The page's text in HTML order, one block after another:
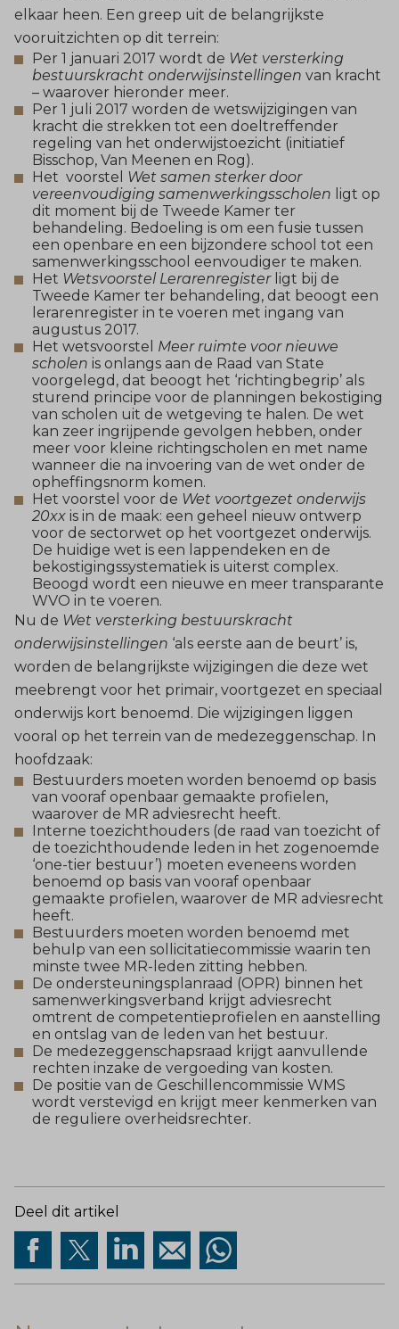
elkaar heen. Een greep uit de belangrijkste
vooruitzichten op dit terrein:
Per 1 januari 2017 wordt de Wet versterking
bestuurskracht onderwijsinstellingen van kracht
– waarover hieronder meer.
Per 1 juli 2017 worden de wetswijzigingen van
kracht die strekken tot een doeltreffender
regeling van het onderwijstoezicht (initiatief
Bisschop, Van Meenen en Rog).
Het voorstel
Wet samen sterker door
vereenvoudiging samenwerkingsscholen ligt op
dit moment bij de Tweede Kamer ter
behandeling. Bedoeling is om een fusie tussen
een openbare en een bijzondere school tot een
samenwerkingsschool eenvoudiger te maken.
Het Wetsvoorstel Lerarenregisterligt bij de
Tweede Kamer ter behandeling, dat beoogt een
lerarenregister in te voeren met ingang van
augustus 2017.
Het wetsvoorstel Meer ruimte voor nieuwe
scholen is onlangs aan de Raad van State
voorgelegd, dat beoogt het ‘richtingbegrip’ als
sturend principe voor de planningen bekostiging
van scholen uit de wetgeving te halen. De wet
kan zeer ingrijpende gevolgen hebben, onder
meer voor kleine richtingscholen en met name
wanneer die na invoering van de wet onder de
opheffingsnorm komen.
Het voorstel voor de Wet voortgezet onderwijs
20xx is in de maak: een geheel nieuw ontwerp
voor de sectorwet op het voortgezet onderwijs.
De huidige wet is een lappendeken en de
bekostigingssystematiek is uiterst complex.
Beoogd wordt een nieuwe en meer transparante
WVO in te voeren.
Nu de Wet versterking bestuurskracht
onderwijsinstellingen ‘als eerste aan de beurt’ is,
worden de belangrijkste wijzigingen die deze wet
meebrengt voor het primair, voortgezet en speciaal
onderwijs kort benoemd. Die wijzigingen liggen
vooral op het terrein van de medezeggenschap. In
hoofdzaak:
Bestuurders moeten worden benoemd op basis
van vooraf openbaar gemaakte profielen,
waarover de MR adviesrecht heeft.
Interne toezichthouders (de raad van toezicht of
de toezichthoudende leden in het zogenoemde
‘one-tier bestuur’) moeten eveneens worden
benoemd op basis van vooraf openbaar
gemaakte profielen, waarover de MR adviesrecht
heeft.
Bestuurders moeten worden benoemd met
behulp van een sollicitatiecommissie waarin ten
minste twee MR-leden zitting hebben.
De ondersteuningsplanraad (OPR) binnen het
samenwerkingsverband krijgt adviesrecht
omtrent de competentieprofielen en aanstelling
en ontslag van de leden van het bestuur.
De medezeggenschapsraad krijgt aanvullende
rechten inzake de vergoeding van kosten.
De positie van de Geschillencommissie WMS
wordt verstevigd en krijgt meer kenmerken van
de reguliere overheidsrechter.
Deel dit artikel